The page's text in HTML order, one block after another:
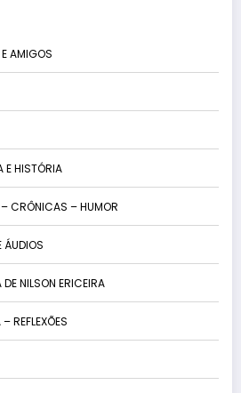
E AMIGOS
E HISTÓRIA
CRÔNICAS – HUMOR
ÁUDIOS
NILSON ERICEIRA
REFLEXÕES